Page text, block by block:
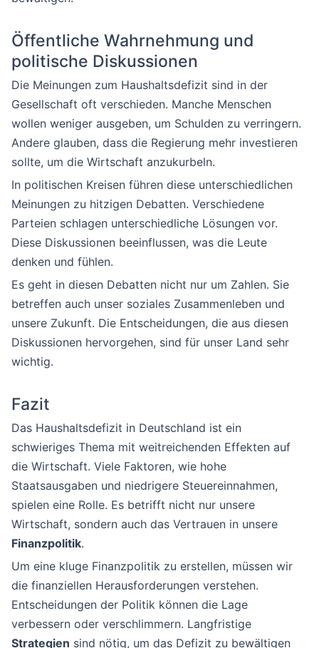
Öffentliche Wahrnehmung und
politische Diskussionen
Die Meinungen zum Haushaltsdefizit sind in der
Gesellschaft oft verschieden. Manche Menschen
wollen weniger ausgeben, um Schulden zu verringern.
Andere glauben, dass die Regierung mehr investieren
sollte, um die Wirtschaft anzukurbeln.
In politischen Kreisen führen diese unterschiedlichen
Meinungen zu hitzigen Debatten. Verschiedene
Parteien schlagen unterschiedliche Lösungen vor.
Diese Diskussionen beeinflussen, was die Leute
denken und fühlen.
Es geht in diesen Debatten nicht nur um Zahlen. Sie
betreffen auch unser soziales Zusammenleben und
unsere Zukunft. Die Entscheidungen, die aus diesen
Diskussionen hervorgehen, sind für unser Land sehr
wichtig.
Fazit
Das Haushaltsdefizit in Deutschland ist ein
schwieriges Thema mit weitreichenden Effekten auf
die Wirtschaft. Viele Faktoren, wie hohe
Staatsausgaben und niedrigere Steuereinnahmen,
spielen eine Rolle. Es betrifft nicht nur unsere
Wirtschaft, sondern auch das Vertrauen in unsere
Finanzpolitik.
Um eine kluge Finanzpolitik zu erstellen, müssen wir
die finanziellen Herausforderungen verstehen.
Entscheidungen der Politik können die Lage
verbessern oder verschlimmern. Langfristige
Strategien sind nötig, um das Defizit zu bewältigen